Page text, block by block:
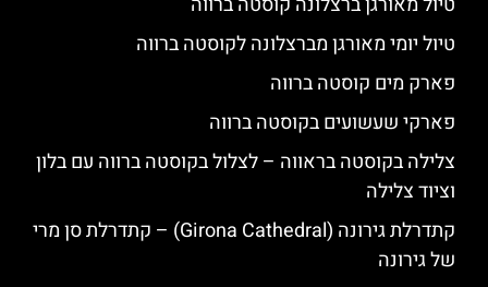
טיול יומי מאורגן מברצלונה לקוסטה ברווה
פארק מים קוסטה ברווה
פארקי שעשועים בקוסטה ברווה
צלילה בקוסטה בראווה – לצלול בקוסטה ברווה עם בלון
וציוד צלילה
קתדרלת גירונה (Girona Cathedral) – קתדרלת סן מרי
של גירונה